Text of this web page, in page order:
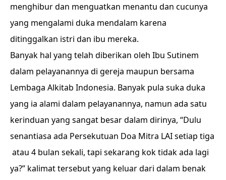
menghibur dan menguatkan menantu dan cucunya
yang mengalami duka mendalam karena
ditinggalkan istri dan ibu mereka.
Banyak hal yang telah diberikan oleh Ibu Sutinem
dalam pelayanannya di gereja maupun bersama
Lembaga Alkitab Indonesia. Banyak pula suka duka
yang ia alami dalam pelayanannya, namun ada satu
kerinduan yang sangat besar dalam dirinya, “Dulu
senantiasa ada Persekutuan Doa Mitra LAI setiap tiga
atau 4 bulan sekali, tapi sekarang kok tidak ada lagi
ya?” kalimat tersebut yang keluar dari dalam benak